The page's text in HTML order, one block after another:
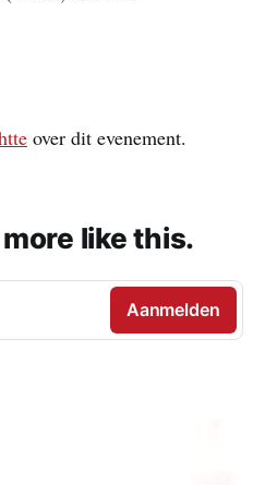
over dit evenement.
like this.
Aanmelden